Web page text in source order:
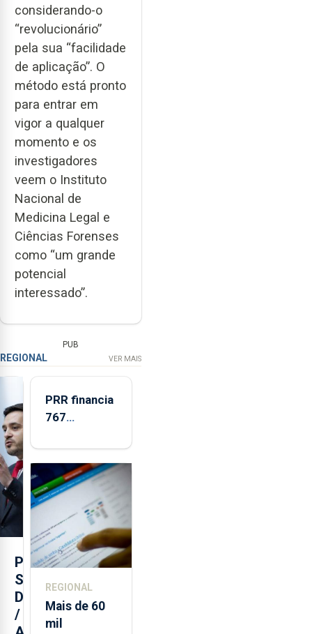
considerando-o
“revolucionário”
pela sua “facilidade
de aplicação”. O
método está pronto
para entrar em
vigor a qualquer
momento e os
investigadores
veem o Instituto
Nacional de
Medicina Legal e
Ciências Forenses
como “um grande
potencial
interessado”.
PUB
REGIONAL VER MAIS
P
S
D
/
PRR financia
767
habitacionais
nos Açores
com
investimento
de 65 ME
REGIONAL
Mais de 60
mil